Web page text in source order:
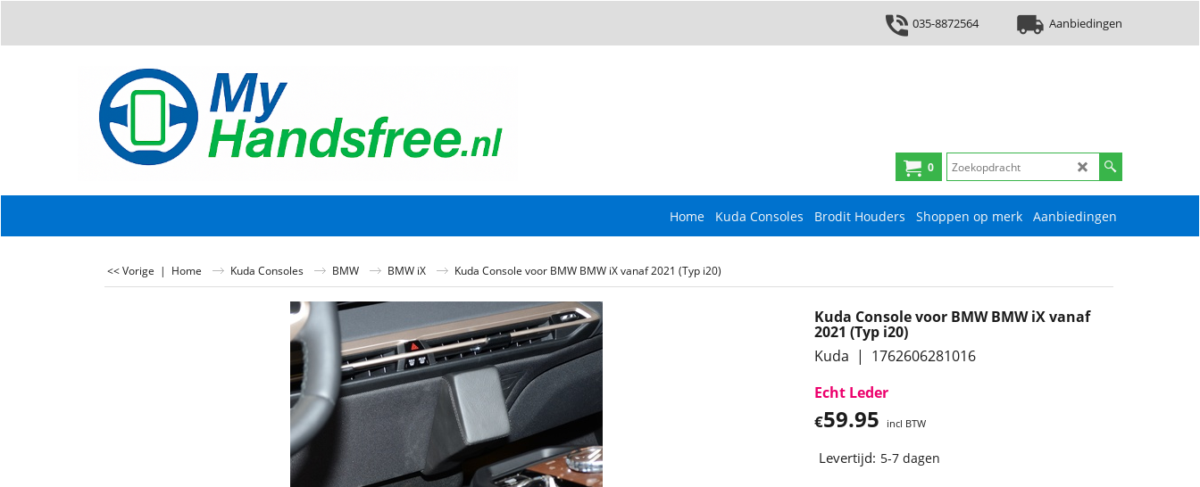
035-8872564 Aanbiedingen
0
Home Kuda Consoles Brodit Houders Shoppen op merk Aanbiedingen
<< Vorige | Home Kuda Consoles BMW BMW iX Kuda Console voor BMW BMW iX vanaf 2021 (Typ i20)
Kuda Console voor BMW BMW iX vanaf
2021 (Typ i20)
Kuda
1762606281016
Echt Leder
€59.95 incl BTW
Levertijd: 5-7 dagen